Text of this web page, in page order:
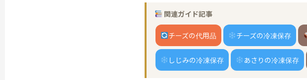
関連ガイド記事
チーズの代用品 チーズの冷凍保存
しじみの冷凍保存 あさりの冷凍保存